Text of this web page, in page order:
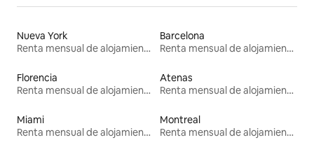
Nueva York
Renta mensual de alojamientos
Barcelona
Renta mensual de alojamientos
Florencia
Renta mensual de alojamientos
Atenas
Renta mensual de alojamientos
Miami
Renta mensual de alojamientos
Montreal
Renta mensual de alojamientos